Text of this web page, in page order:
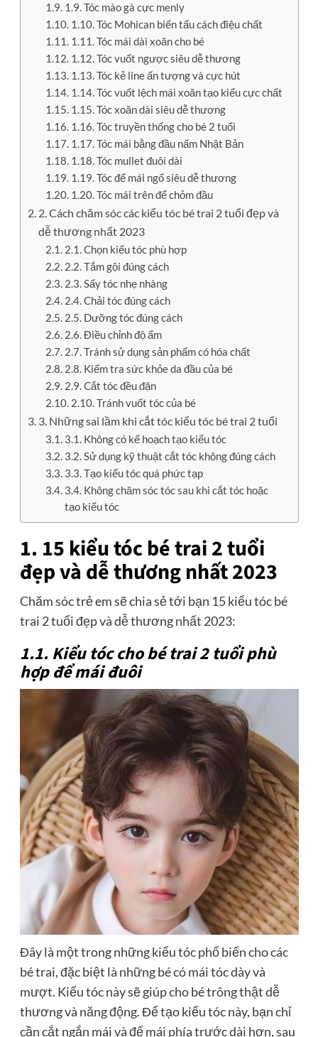
1.9. Tóc mào gà cực menly
1.10. Tóc Mohican biến tấu cách điệu chất
1.11. Tóc mái dài xoăn cho bé
1.12. Tóc vuốt ngược siêu dễ thương
1.13. Tóc kẻ line ấn tượng và cực hút
1.14. Tóc vuốt lệch mái xoăn tạo kiểu cực chất
1.15. Tóc xoăn dài siêu dễ thương
1.16. Tóc truyền thống cho bé 2 tuổi
1.17. Tóc mái bằng đầu nấm Nhật Bản
1.18. Tóc mullet đuôi dài
1.19. Tóc để mái ngố siêu dễ thương
1.20. Tóc mái trên để chỏm đầu
2. Cách chăm sóc các kiểu tóc bé trai 2 tuổi đẹp và
dễ thương nhất 2023
2.1. Chọn kiểu tóc phù hợp
2.2. Tắm gội đúng cách
2.3. Sấy tóc nhẹ nhàng
2.4. Chải tóc đúng cách
2.5. Dưỡng tóc đúng cách
2.6. Điều chỉnh độ ẩm
2.7. Tránh sử dụng sản phẩm có hóa chất
2.8. Kiểm tra sức khỏe da đầu của bé
2.9. Cắt tóc đều đặn
2.10. Tránh vuốt tóc của bé
3. Những sai lầm khi cắt tóc kiểu tóc bé trai 2 tuổi
3.1. Không có kế hoạch tạo kiểu tóc
3.2. Sử dụng kỹ thuật cắt tóc không đúng cách
3.3. Tạo kiểu tóc quá phức tạp
3.4. Không chăm sóc tóc sau khi cắt tóc hoặc
tạo kiểu tóc
1. 15 kiểu tóc bé trai 2 tuổi
đẹp và dễ thương nhất 2023
Chăm sóc trẻ em sẽ chia sẻ tới bạn 15 kiểu tóc bé
trai 2 tuổi đẹp và dễ thương nhất 2023:
1.1. Kiểu tóc cho bé trai 2 tuổi phù
hợp để mái đuôi
Đây là một trong những kiểu tóc phổ biến cho các
bé trai, đặc biệt là những bé có mái tóc dày và
mượt. Kiểu tóc này sẽ giúp cho bé trông thật dễ
thương và năng động. Để tạo kiểu tóc này, bạn chỉ
cần cắt ngắn mái và để mái phía trước dài hơn, sau